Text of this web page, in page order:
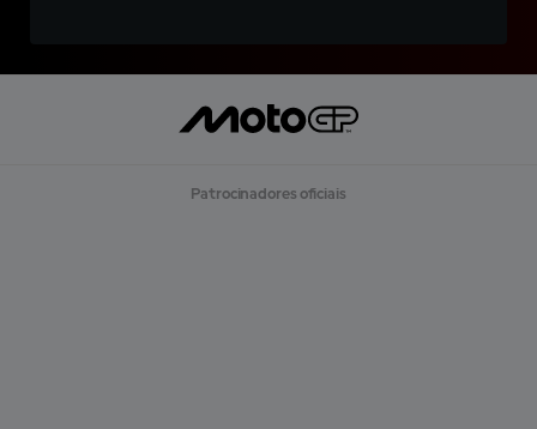
Patrocinadores oficiais